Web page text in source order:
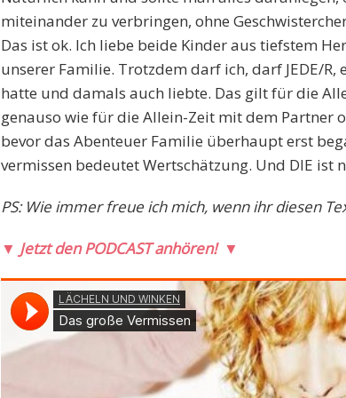
miteinander zu verbringen, ohne
Das ist ok. Ich liebe beide Kinder aus tiefstem
unserer Familie. Trotzdem darf ich, darf JEDE/R,
hatte und damals auch liebte. Das gilt für die
genauso wie für die Allein-Zeit mit dem Partner
bevor das Abenteuer Familie überhaupt erst
vermissen bedeutet Wertschätzung. Und DIE ist
PS: Wie immer freue ich mich, wenn ihr diesen
▼ Jetzt den PODCAST anhören! ▼